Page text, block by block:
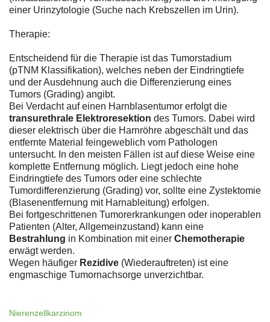
einer Urinzytologie (Suche nach Krebszellen im Urin).
Therapie:
Entscheidend für die Therapie ist das Tumorstadium
(pTNM Klassifikation), welches neben der Eindringtiefe
und der Ausdehnung auch die Differenzierung eines
Tumors (Grading) angibt.
Bei Verdacht auf einen Harnblasentumor erfolgt die
transurethrale Elektroresektion des Tumors. Dabei wird
dieser elektrisch über die Harnröhre abgeschält und das
entfernte Material feingeweblich vom Pathologen
untersucht. In den meisten Fällen ist auf diese Weise eine
komplette Entfernung möglich. Liegt jedoch eine hohe
Eindringtiefe des Tumors oder eine schlechte
Tumordifferenzierung (Grading) vor, sollte eine Zystektomie
(Blasenentfernung mit Harnableitung) erfolgen.
Bei fortgeschrittenen Tumorerkrankungen oder inoperablen
Patienten (Alter, Allgemeinzustand) kann eine
Bestrahlung in Kombination mit einer Chemotherapie
erwägt werden.
Wegen häufiger Rezidive (Wiederauftreten) ist eine
engmaschige Tumornachsorge unverzichtbar.
Nierenzellkarzinom